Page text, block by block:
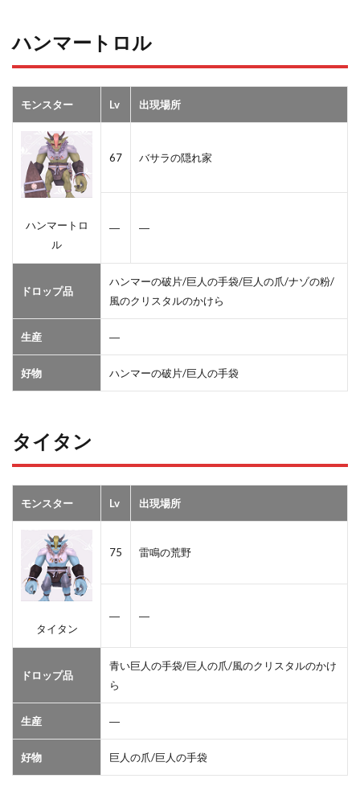
ハンマートロル
モンスター Lv 出現場所
ハンマートロ
ル
67 バサラの隠れ家
― ―
ドロップ品
ハンマーの破片/巨人の手袋/巨人の爪/ナゾの粉/
風のクリスタルのかけら
生産 ―
好物 ハンマーの破片/巨人の手袋
タイタン
モンスター Lv 出現場所
タイタン
75 雷鳴の荒野
― ―
ドロップ品
青い巨人の手袋/巨人の爪/風のクリスタルのかけ
ら
生産 ―
好物 巨人の爪/巨人の手袋